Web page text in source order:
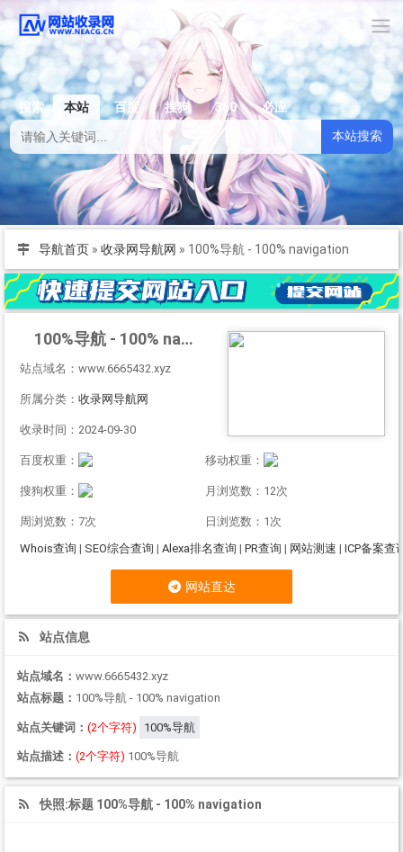
搜索 本站 百度 搜狗 360
必应
本站搜索
导航首页 » 收录网导航网 » 100%导航 - 100% navigation
100%导航 - 100% navigation
站点域名：www.6665432.xyz
所属分类： 收录网导航网
收录时间：2024-09-30
百度权重： 移动权重：
搜狗权重： 月浏览数：12次
周浏览数：7次
日浏览数：1次
Whois查询 | SEO综合查询 | Alexa排名查询 | PR查询 | 网站测速 | ICP备案查
网站直达
站点信息
站点域名： www.6665432.xyz
站点标题： 100%导航 - 100% navigation
站点关键词： (2个字符) 100%导航
站点描述： (2个字符) 100%导航
快照:标题 100%导航 - 100% navigation